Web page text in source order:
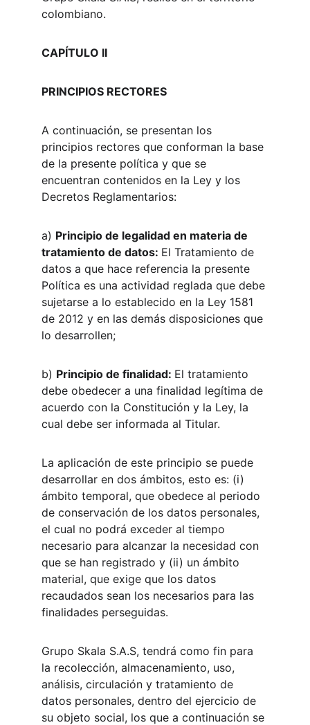
colombiano.
CAPÍTULO II
PRINCIPIOS RECTORES
A continuación, se presentan los
principios rectores que conforman la base
de la presente política y que se
encuentran contenidos en la Ley y los
Decretos Reglamentarios:
a) Principio de legalidad en materia de
tratamiento de datos: El Tratamiento de
datos a que hace referencia la presente
Política es una actividad reglada que debe
sujetarse a lo establecido en la Ley 1581
de 2012 y en las demás disposiciones que
lo desarrollen;
b) Principio de finalidad: El tratamiento
debe obedecer a una finalidad legítima de
acuerdo con la Constitución y la Ley, la
cual debe ser informada al Titular.
La aplicación de este principio se puede
desarrollar en dos ámbitos, esto es: (i)
ámbito temporal, que obedece al periodo
de conservación de los datos personales,
el cual no podrá exceder al tiempo
necesario para alcanzar la necesidad con
que se han registrado y (ii) un ámbito
material, que exige que los datos
recaudados sean los necesarios para las
finalidades perseguidas.
Grupo Skala S.A.S, tendrá como fin para
la recolección, almacenamiento, uso,
análisis, circulación y tratamiento de
datos personales, dentro del ejercicio de
su objeto social, los que a continuación se